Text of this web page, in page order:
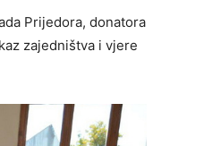
Prijedora, donatora
zajedništva i vjere